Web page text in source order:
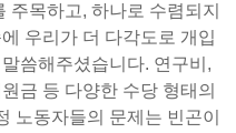
주목하고, 하나로 수렴되지
우리가 더 다각도로 개입
씀해주셨습니다. 연구비,
금 등 다양한 수당 형태의
노동자들의 문제는 빈곤이